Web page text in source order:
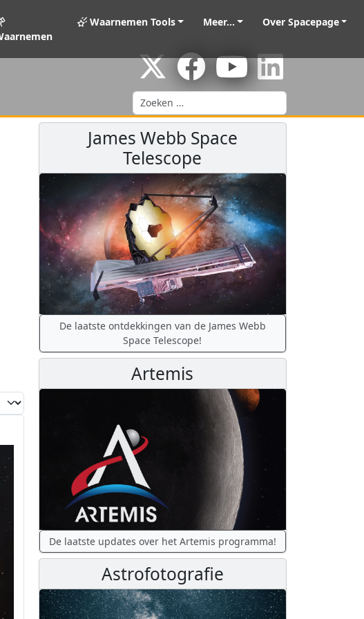
Waarnemen Tools Meer... Over Spacepage
Zoeken
James Webb Space
Telescope
De laatste ontdekkingen van de James Webb
Space Telescope!
Artemis
De laatste updates over het Artemis programma!
Astrofotografie